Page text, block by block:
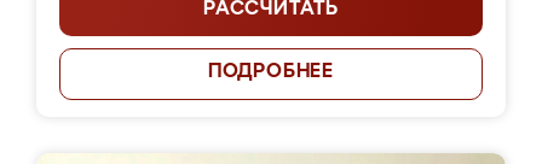
РАССЧИТАТЬ
ПОДРОБНЕЕ